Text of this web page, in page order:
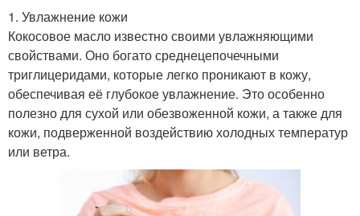
1. Увлажнение кожи
Кокосовое масло известно своими увлажняющими
свойствами. Оно богато среднецепочечными
триглицеридами, которые легко проникают в кожу,
обеспечивая её глубокое увлажнение. Это особенно
полезно для сухой или обезвоженной кожи, а также для
кожи, подверженной воздействию холодных температур
или ветра.